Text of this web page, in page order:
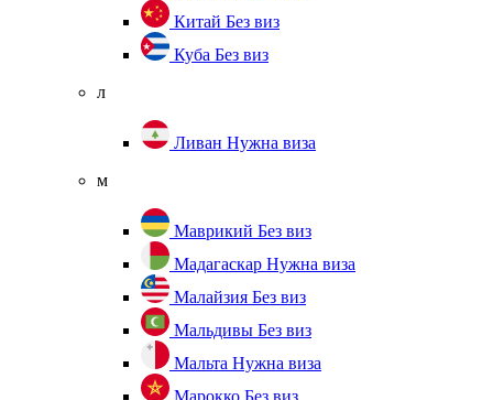
Китай Без виз
Куба Без виз
л
Ливан Нужна виза
м
Маврикий Без виз
Мадагаскар Нужна виза
Малайзия Без виз
Мальдивы Без виз
Мальта Нужна виза
Марокко Без виз